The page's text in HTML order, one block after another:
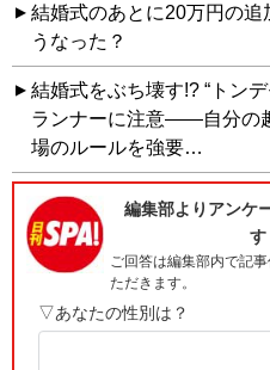
結婚式のあとに20万円の
うなった？
結婚式をぶち壊す!? “トン
ランナーに注意――自分の
場のルールを強要…